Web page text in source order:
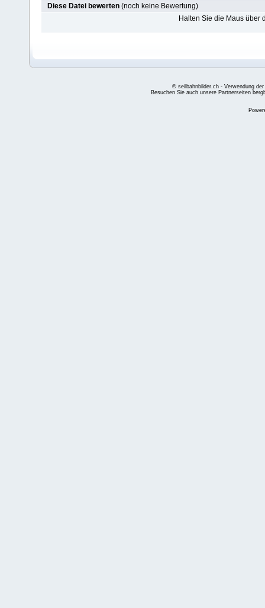
Diese Datei bewerten (noch keine Bewertung)
Halten Sie die Maus über
© seilbahnbilder.ch - Verwendung
Besuchen Sie auch unsere Partnerseiten